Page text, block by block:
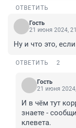
ОТВЕТИТЬ
Гость
21 июня 2024,
Ну и что это,
ОТВЕТИТЬ 2
Гость
21 июня
И в чём тут
знаете -
клевета.